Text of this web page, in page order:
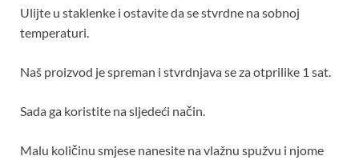
Ulijte u staklenke i ostavite da se stvrdne na sobnoj
temperaturi.
Naš proizvod je spreman i stvrdnjava se za otprilike 1 sat.
Sada ga koristite na sljedeći način.
Malu količinu smjese nanesite na vlažnu spužvu i njome